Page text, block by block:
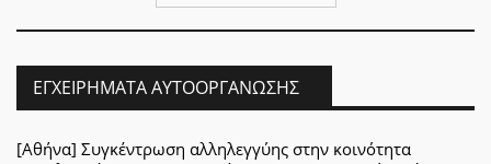
ΕΓΧΕΙΡΉΜΑΤΑ ΑΥΤΟΟΡΓΆΝΩΣΗΣ
[Αθήνα] Συγκέντρωση αλληλεγγύης στην κοινότητα